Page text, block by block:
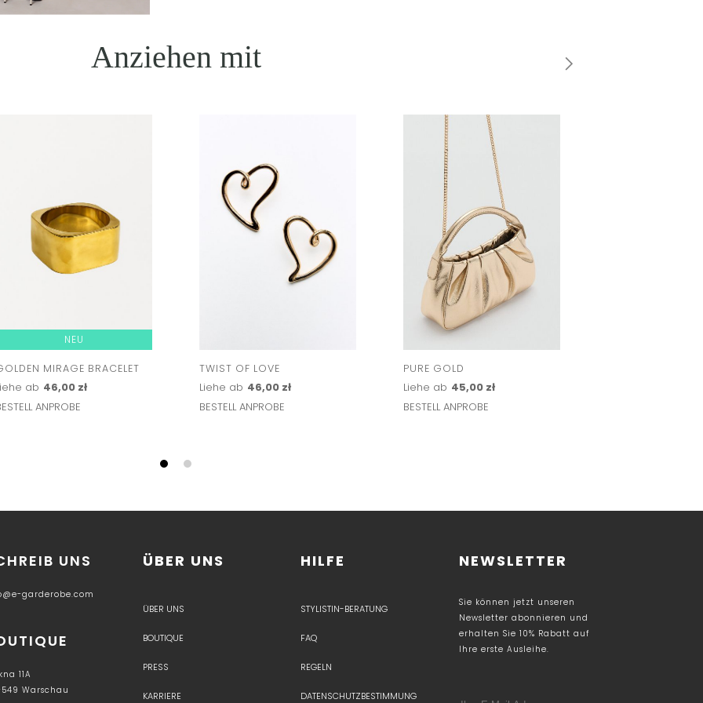
Anziehen mit
NEU
MIRAGE BRACELET
ab 46,00 zł
ANPROBE
TWIST OF LOVE
Liehe ab 46,00 zł
BESTELL ANPROBE
PURE GOLD
Liehe ab 45,00 zł
BESTELL ANPROBE
UNS
garderobe.com
11A
Warschau
ÜBER UNS
ÜBER UNS
BOUTIQUE
PRESS
KARRIERE
HILFE
STYLISTIN-BERATUNG
FAQ
REGELN
DATENSCHUTZBESTIMMUNG
NEWSLETTER
Sie können jetzt unseren
Newsletter abonnieren und
erhalten Sie 10% Rabatt auf
Ihre erste Ausleihe.